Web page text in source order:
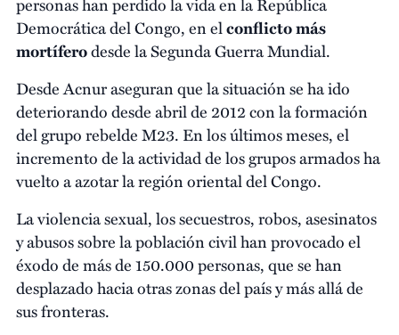
Democrática del Congo, en elconflicto más
mortíferodesde la Segunda Guerra Mundial.
Desde Acnur aseguran que la situación se ha ido
deteriorando desde abril de 2012 con la formación
del grupo rebelde M23. En los últimos meses, el
incremento de la actividad de los grupos armados ha
vuelto a azotar la región oriental del Congo.
La violencia sexual, los secuestros, robos, asesinatos
y abusos sobre la población civil han provocado el
éxodo de más de 150.000 personas, que se han
desplazado hacia otras zonas del país y más allá de
sus fronteras.